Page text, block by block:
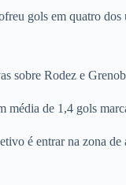
gols em quatro
sobre Rodez e
média de 1,4 gols
é entrar na zona